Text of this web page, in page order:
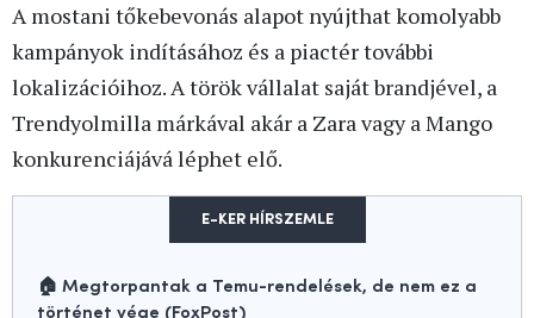
A mostani tőkebevonás alapot nyújthat komolyabb
kampányok indításához és a piactér további
lokalizációihoz. A török vállalat saját brandjével, a
Trendyolmilla márkával akár a Zara vagy a Mango
konkurenciájává léphet elő.
E-KER HÍRSZEMLE
🏠 Megtorpantak a Temu-rendelések, de nem ez a
történet vége (FoxPost)